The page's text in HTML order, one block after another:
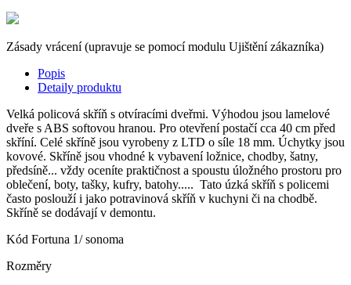
Zásady vrácení (upravuje se pomocí modulu Ujištění zákazníka)
Popis
Detaily produktu
Velká policová skříň s otvíracími dveřmi. Výhodou jsou lamelové
dveře s ABS softovou hranou. Pro otevření postačí cca 40 cm před
skříní. Celé skříně jsou vyrobeny z LTD o síle 18 mm. Úchytky jsou
kovové. Skříně jsou vhodné k vybavení ložnice, chodby, šatny,
předsíně... vždy oceníte praktičnost a spoustu úložného prostoru pro
oblečení, boty, tašky, kufry, batohy..... Tato úzká skříň s policemi
často poslouží i jako potravinová skříň v kuchyni či na chodbě.
Skříně se dodávají v demontu.
Kód Fortuna 1/ sonoma
Rozměry